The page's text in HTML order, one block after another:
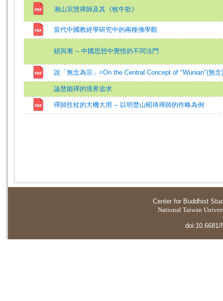
湘山宗慧禪師及其《牧牛歌》
當代中國教經學研究中的兩種佛學觀
頓與漸 -- 中國思想中覺悟的不同法門
說「無念為宗」=On the Central Concept of "Wunian"(無念)
論慧能禪的境界追求
禪師拄杖的大機大用 -- 以明楚山昭琦禪師的作略為例
Center for Buddhist
National Taiwan
doi:10.6681/